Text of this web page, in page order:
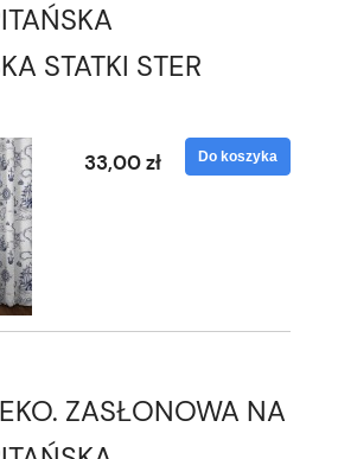
STATKI STER
33,00 zł Do koszyka
ZASŁONOWA NA